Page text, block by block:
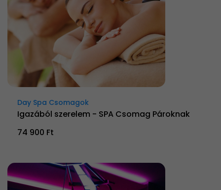
Day Spa Csomagok
Igazából szerelem - SPA Csomag Pároknak
74 900 Ft